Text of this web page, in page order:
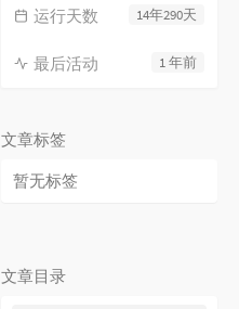
14年290天
运行天数
1 年前
最后活动
文章标签
暂无标签
文章目录